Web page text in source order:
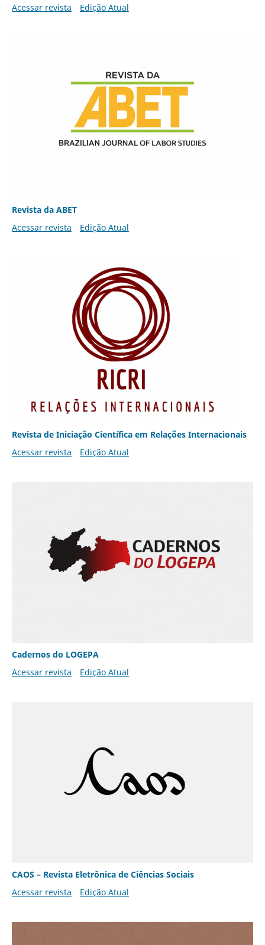
Acessar revista Edição Atual
Revista da ABET
Acessar revista
Edição Atual
Revista de Iniciação Científica em Relações Internacionais
Acessar revista
Edição Atual
Cadernos do LOGEPA
Acessar revista
Edição Atual
CAOS – Revista Eletrônica de Ciências Sociais
Acessar revista
Edição Atual